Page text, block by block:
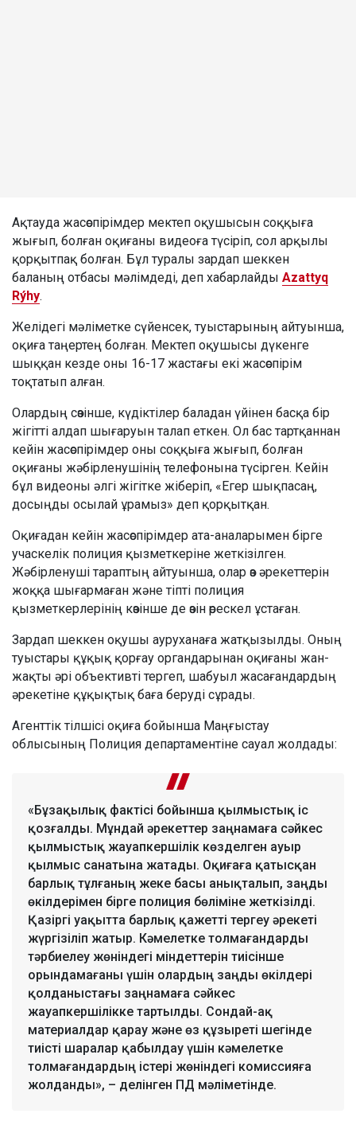
Ақтауда жасөспірімдер мектеп оқушысын соққыға
жығып, болған оқиғаны видеоға түсіріп, сол арқылы
қорқытпақ болған. Бұл туралы зардап шеккен
баланың отбасы мәлімдеді, деп хабарлайды Azattyq
Rýhy.
Желідегі мәліметке сүйенсек, туыстарының айтуынша,
оқиға таңертең болған. Мектеп оқушысы дүкенге
шыққан кезде оны 16-17 жастағы екі жасөспірім
тоқтатып алған.
Олардың сөзінше, күдіктілер баладан үйінен басқа бір
жігітті алдап шығаруын талап еткен. Ол бас тартқаннан
кейін жасөспірімдер оны соққыға жығып, болған
оқиғаны жәбірленушінің телефонына түсірген. Кейін
бұл видеоны әлгі жігітке жіберіп, «Егер шықпасаң,
досыңды осылай ұрамыз» деп қорқытқан.
Оқиғадан кейін жасөспірімдер ата-аналарымен бірге
учаскелік полиция қызметкеріне жеткізілген.
Жәбірленуші тараптың айтуынша, олар өз әрекеттерін
жоққа шығармаған және тіпті полиция
қызметкерлерінің көзінше де өзін өрескел ұстаған.
Зардап шеккен оқушы ауруханаға жатқызылды. Оның
туыстары құқық қорғау органдарынан оқиғаны жан-
жақты әрі объективті тергеп, шабуыл жасағандардың
әрекетіне құқықтық баға беруді сұрады.
Агенттік тілшісі оқиға бойынша Маңғыстау
облысының Полиция департаментіне сауал жолдады:
«Бұзақылық фактісі бойынша қылмыстық іс
қозғалды. Мұндай әрекеттер заңнамаға сәйкес
қылмыстық жауапкершілік көзделген ауыр
қылмыс санатына жатады. Оқиғаға қатысқан
барлық тұлғаның жеке басы анықталып, заңды
өкілдерімен бірге полиция бөліміне жеткізілді.
Қазіргі уақытта барлық қажетті тергеу әрекеті
жүргізіліп жатыр. Кәмелетке толмағандарды
тәрбиелеу жөніндегі міндеттерін тиісінше
орындамағаны үшін олардың заңды өкілдері
қолданыстағы заңнамаға сәйкес
жауапкершілікке тартылды. Сондай-ақ
материалдар қарау және өз құзыреті шегінде
тиісті шаралар қабылдау үшін кәмелетке
толмағандардың істері жөніндегі комиссияға
жолданды», – делінген ПД мәліметінде.